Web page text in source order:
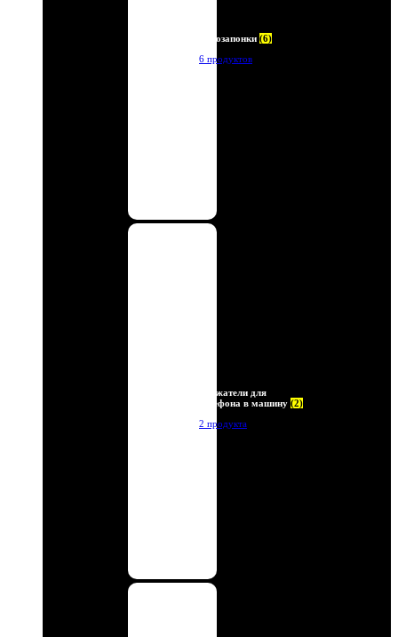
Автозапонки (6)
6 продуктов
Держатели для
телефона в машину (2)
2 продукта